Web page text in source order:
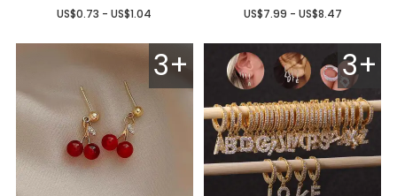
US$0.73 - US$1.04 US$7.99 - US$8.47
3+ 3+